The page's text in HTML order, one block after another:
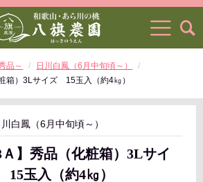
品～
日川白鳳（6月中旬頃～）
箱）3Lサイズ 15玉入（約4㎏）
川白鳳（6月中旬頃～）
Ａ】秀品（化粧箱）3Lサイ
玉入（約4㎏）